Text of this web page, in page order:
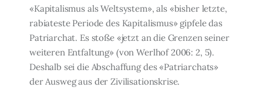
«Kapitalismus als Weltsystem», als «bisher letzte,
rabiateste Periode des Kapitalismus» gipfele das
Patriar­chat. Es stoße «jetzt an die Grenzen seiner
weiteren Entfaltung» (von Werlhof 2006: 2, 5).
Deshalb sei die Abschaffung des «Patriarchats»
der Ausweg aus der Zivilisationskrise.